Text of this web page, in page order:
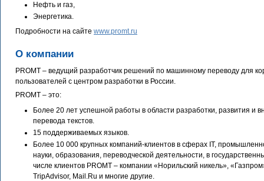
Нефть и газ,
Энергетика.
Подробности на сайте www.promt.ru
О компании
PROMT – ведущий разработчик решений по машинному переводу для
пользователей с центром разработки в России.
PROMT – это:
Более 20 лет успешной работы в области разработки, развития и
перевода текстов.
15 поддерживаемых языков.
Более 10 000 крупных компаний-клиентов в сферах IT,
науки, образования, переводческой деятельности, в
числе клиентов PROMT – компании «Норильский никель»,
TripAdvisor, Mail.Ru и многие другие.